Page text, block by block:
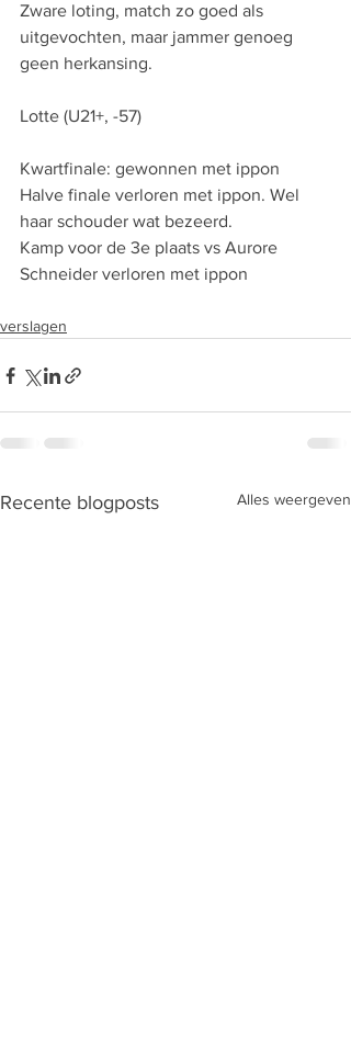
Zware loting, match zo goed als
uitgevochten, maar jammer genoeg
geen herkansing.
Lotte (U21+, -57)
Kwartfinale: gewonnen met ippon
Halve finale verloren met ippon. Wel
haar schouder wat bezeerd.
Kamp voor de 3e plaats vs Aurore
Schneider verloren met ippon
verslagen
Recente blogposts Alles weergeven